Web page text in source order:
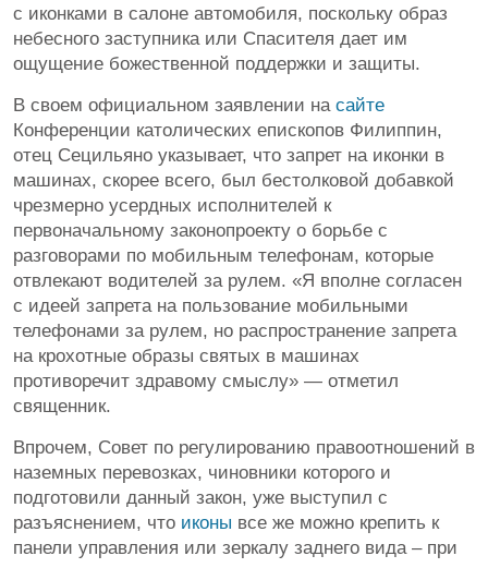
с иконками в салоне автомобиля, поскольку образ
небесного заступника или Спасителя дает им
ощущение божественной поддержки и защиты.
В своем официальном заявлении на сайте
Конференции католических епископов Филиппин,
отец Сецильяно указывает, что запрет на иконки в
машинах, скорее всего, был бестолковой добавкой
чрезмерно усердных исполнителей к
первоначальному законопроекту о борьбе с
разговорами по мобильным телефонам, которые
отвлекают водителей за рулем. «Я вполне согласен
с идеей запрета на пользование мобильными
телефонами за рулем, но распространение запрета
на крохотные образы святых в машинах
противоречит здравому смыслу» — отметил
священник.
Впрочем, Совет по регулированию правоотношений в
наземных перевозках, чиновники которого и
подготовили данный закон, уже выступил с
разъяснением, что иконы все же можно крепить к
панели управления или зеркалу заднего вида – при